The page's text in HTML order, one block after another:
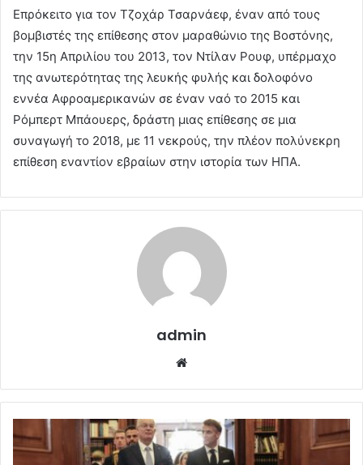
Επρόκειτο για τον Τζοχάρ Τσαρνάεφ, έναν από τους
βομβιστές της επίθεσης στον μαραθώνιο της Βοστόνης,
την 15η Απριλίου του 2013, τον Ντίλαν Ρουφ, υπέρμαχο
της ανωτερότητας της λευκής φυλής και δολοφόνο
εννέα Αφροαμερικανών σε έναν ναό το 2015 και
Ρόμπερτ Μπάουερς, δράστη μιας επίθεσης σε μια
συναγωγή το 2018, με 11 νεκρούς, την πλέον πολύνεκρη
επίθεση εναντίον εβραίων στην ιστορία των ΗΠΑ.
admin